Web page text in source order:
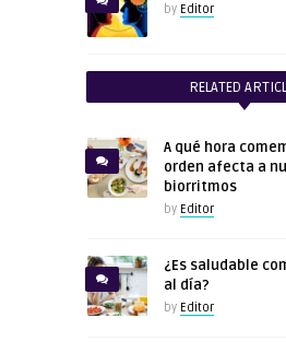
by Editor
RELATED
A qué hora
orden afecta a
biorritmos
by Editor
¿Es saludable
al día?
by Editor